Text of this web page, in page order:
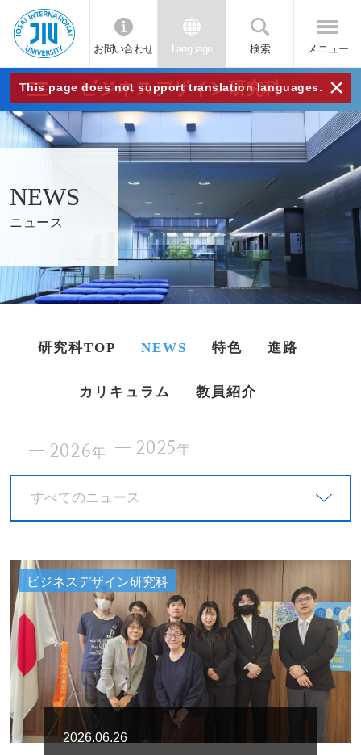
JIU
城西
大学
お問い合わせ Language 検索 メニュー
This page does not support translation languages. ×
ビジネスデザイン研究科
NEWS
ニュース
研究科TOP NEWS 特色 進路
カリキュラム 教員紹介
2026年 2025年
すべてのニュース
ビジネスデザイン研究科
2026.06.26